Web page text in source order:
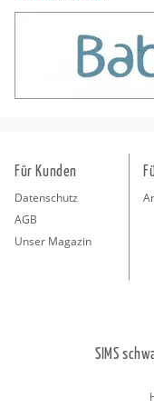
Für Kunden
Datenschutz
AGB
Unser Magazin
SIMS